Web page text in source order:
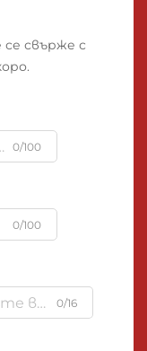
свърже с
0/100
0/100
0/16